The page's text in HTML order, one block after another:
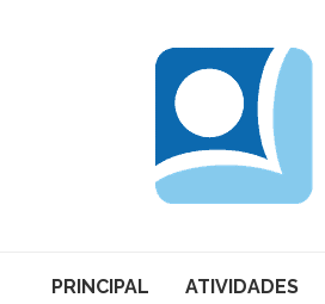
PRINCIPAL ATIVIDADES